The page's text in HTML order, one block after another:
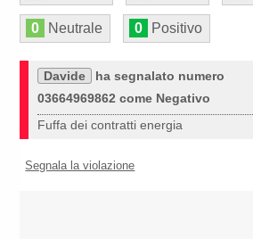
0 Neutrale 0 Positivo
Davide
ha segnalato numero
03664969862 come Negativo
Fuffa dei contratti energia
Segnala la violazione